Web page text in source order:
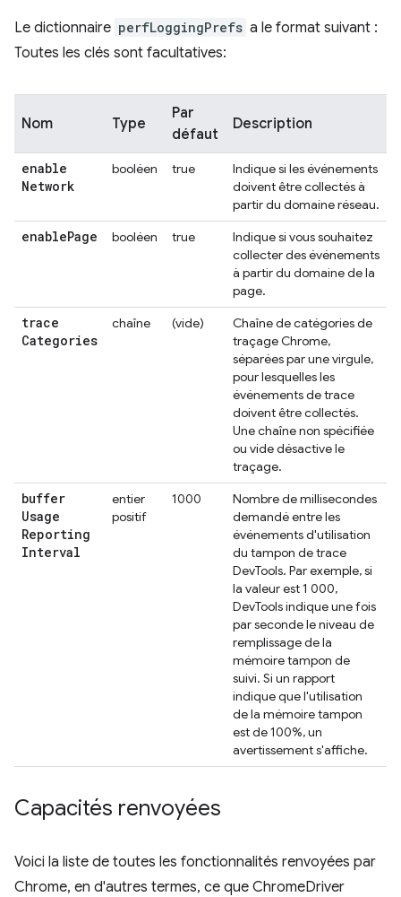
Le dictionnaire perfLoggingPrefs a le format suivant :
Toutes les clés sont facultatives:
Nom Type
Par
défaut
Description
enable
Network
booléen true
Indique si les événements
doivent être collectés à
partir du domaine réseau.
enablePage booléen true
Indique si vous souhaitez
collecter des événements
à partir du domaine de la
page.
trace
Categories
chaîne (vide)
Chaîne de catégories de
traçage Chrome,
séparées par une virgule,
pour lesquelles les
événements de trace
doivent être collectés.
Une chaîne non spécifiée
ou vide désactive le
traçage.
buffer
Usage
Reporting
Interval
entier
positif
1000
Nombre de millisecondes
demandé entre les
événements d'utilisation
du tampon de trace
DevTools. Par exemple, si
la valeur est 1 000,
DevTools indique une fois
par seconde le niveau de
remplissage de la
mémoire tampon de
suivi. Si un rapport
indique que l'utilisation
de la mémoire tampon
est de 100%, un
avertissement s'affiche.
Capacités renvoyées
Voici la liste de toutes les fonctionnalités renvoyées par
Chrome, en d'autres termes, ce que ChromeDriver